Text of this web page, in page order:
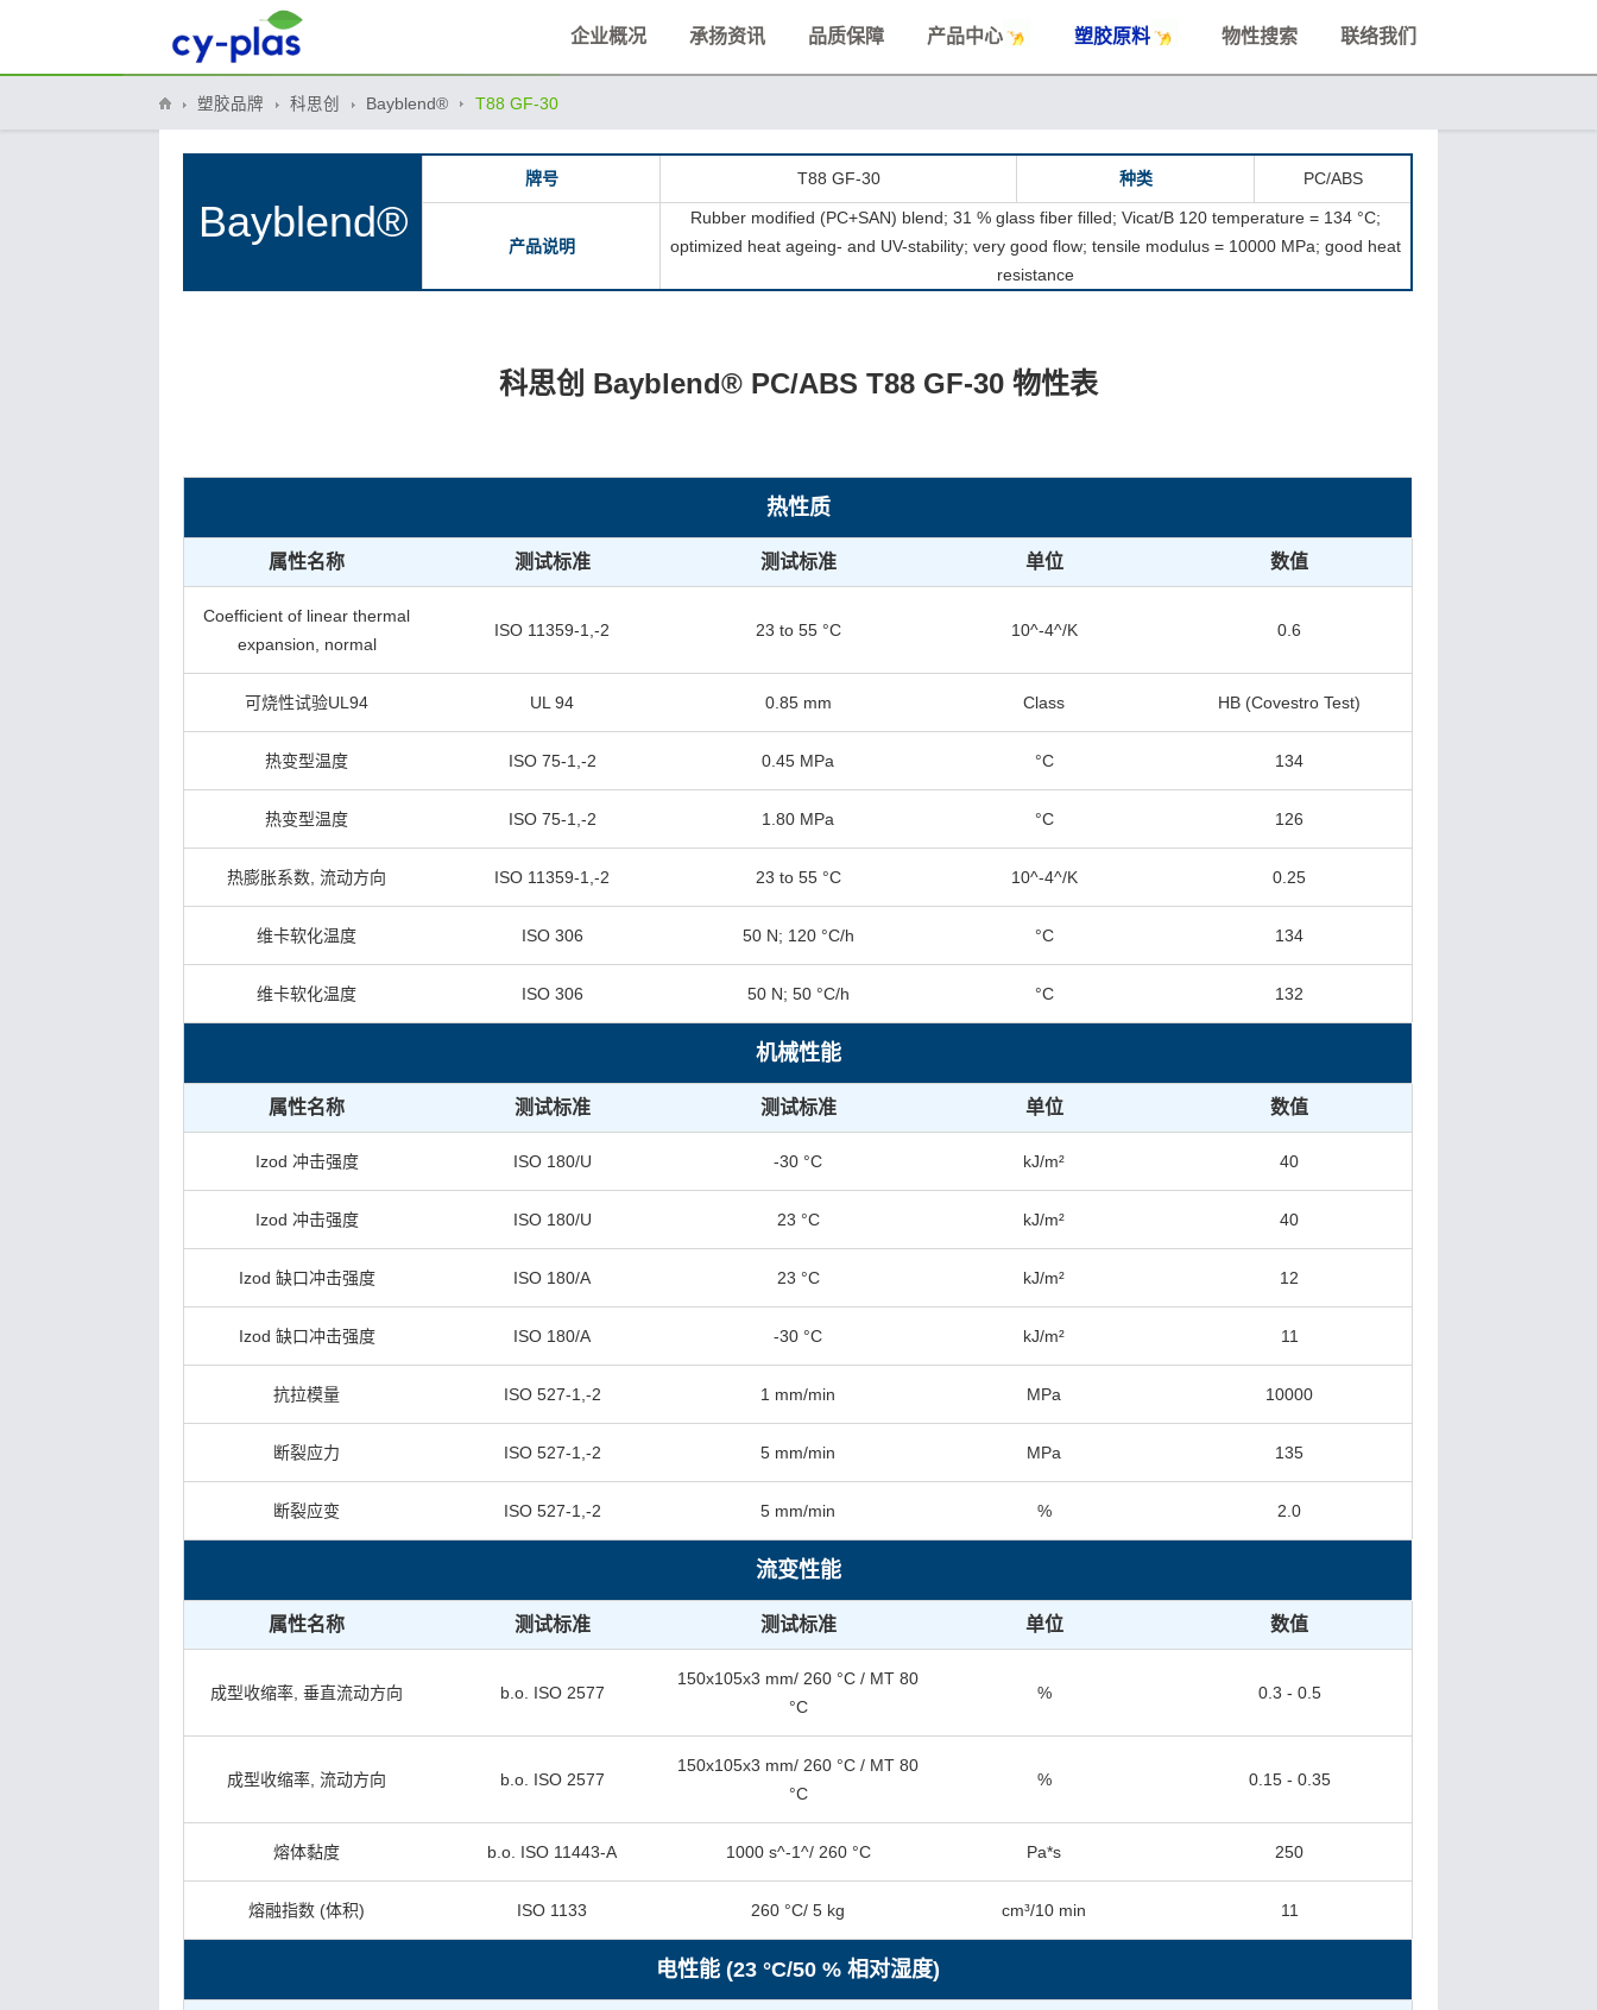
企业概况 承扬资讯 品质保障 产品中心 塑胶原料 物性搜索 联络我们
塑胶品牌 科思创 Bayblend® T88 GF-30
Bayblend®
牌号 T88 GF-30 种类 PC/ABS
产品说明
Rubber modified (PC+SAN) blend; 31 % glass fiber filled; Vicat/B 120 temperature = 134 °C;
optimized heat ageing- and UV-stability; very good flow; tensile modulus = 10000 MPa; good heat
resistance
科思创 Bayblend® PC/ABS T88 GF-30 物性表
热性质
属性名称 测试标准 测试标准 单位 数值
Coefficient of linear thermal
expansion, normal
ISO 11359-1,-2 23 to 55 °C 10^-4^/K 0.6
可烧性试验UL94 UL 94 0.85 mm Class HB (Covestro Test)
热变型温度 ISO 75-1,-2 0.45 MPa °C 134
热变型温度 ISO 75-1,-2 1.80 MPa °C 126
热膨胀系数, 流动方向 ISO 11359-1,-2 23 to 55 °C 10^-4^/K 0.25
维卡软化温度 ISO 306 50 N; 120 °C/h °C 134
维卡软化温度 ISO 306 50 N; 50 °C/h °C 132
机械性能
属性名称 测试标准 测试标准 单位 数值
Izod 冲击强度 ISO 180/U -30 °C kJ/m² 40
Izod 冲击强度 ISO 180/U 23 °C kJ/m² 40
Izod 缺口冲击强度 ISO 180/A 23 °C kJ/m² 12
Izod 缺口冲击强度 ISO 180/A -30 °C kJ/m² 11
抗拉模量 ISO 527-1,-2 1 mm/min MPa 10000
断裂应力 ISO 527-1,-2 5 mm/min MPa 135
断裂应变 ISO 527-1,-2 5 mm/min % 2.0
流变性能
属性名称 测试标准 测试标准 单位 数值
成型收缩率, 垂直流动方向 b.o. ISO 2577
150x105x3 mm/ 260 °C / MT 80
°C
% 0.3 - 0.5
成型收缩率, 流动方向 b.o. ISO 2577
150x105x3 mm/ 260 °C / MT 80
°C
% 0.15 - 0.35
熔体黏度 b.o. ISO 11443-A 1000 s^-1^/ 260 °C Pa*s 250
熔融指数 (体积) ISO 1133 260 °C/ 5 kg cm³/10 min 11
电性能 (23 °C/50 % 相对湿度)